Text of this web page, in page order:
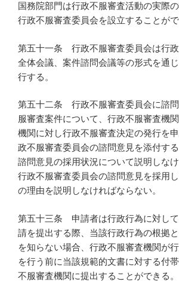
国務院部門は行政不服審査活動の実際
行政不服審査委員会を設立することがで
第五十一条 行政不服審査委員会は行
全体会議、案件諮問会議等の形式を通
行する。
第五十二条 行政不服審査委員会に諮
服審査案件について、行政不服審査機
機関に対し行政不服審査決定の発行を
政不服審査委員会の諮問意見を添付す
諮問意見の採用状況について説明しなけ
行政不服審査委員会の諮問意見を採用
の理由を説明しなければならない。
第五十三条 申請者は行政行為に対し
請を提出する際、当該行政行為の根拠
を知らない場合、行政不服審査機関が
を行う前に当該規範的文書に対する付
不服審査機関に提出することができる。